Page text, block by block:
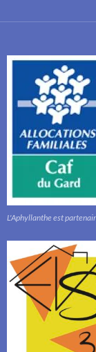
L'Aphyllanthe est